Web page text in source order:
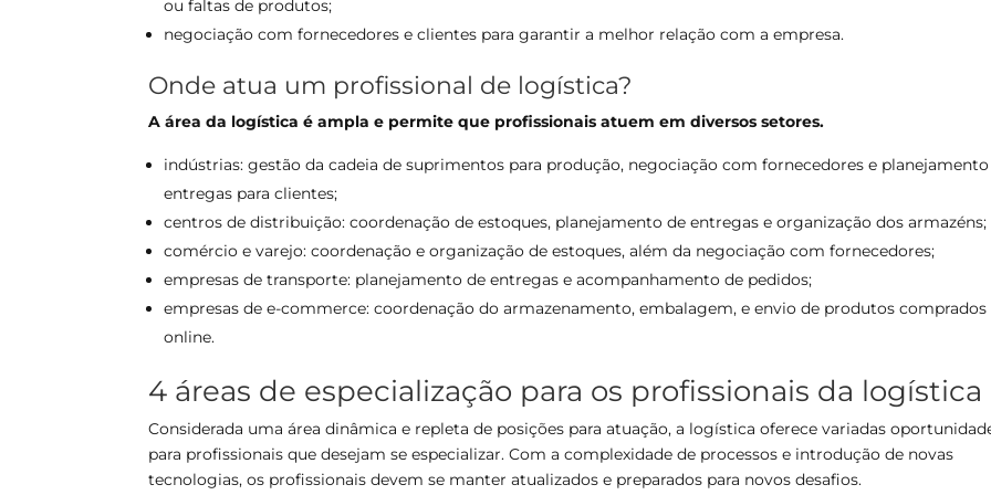
ou faltas de produtos;
negociação com fornecedores e clientes para garantir a melhor relação com a empresa.
Onde atua um profissional de logística?
A área da logística é ampla e permite que profissionais atuem em diversos setores.
indústrias: gestão da cadeia de suprimentos para produção, negociação com fornecedores e
entregas para clientes;
centros de distribuição: coordenação de estoques, planejamento de entregas e organização dos armazéns;
comércio e varejo: coordenação e organização de estoques, além da negociação com fornecedores;
empresas de transporte: planejamento de entregas e acompanhamento de pedidos;
empresas de e-commerce: coordenação do armazenamento, embalagem, e envio de produtos comprados
online.
4 áreas de especialização para os profissionais da logística
Considerada uma área dinâmica e repleta de posições para atuação, a logística oferece variadas
para profissionais que desejam se especializar. Com a complexidade de processos e introdução de novas
tecnologias, os profissionais devem se manter atualizados e preparados para novos desafios.